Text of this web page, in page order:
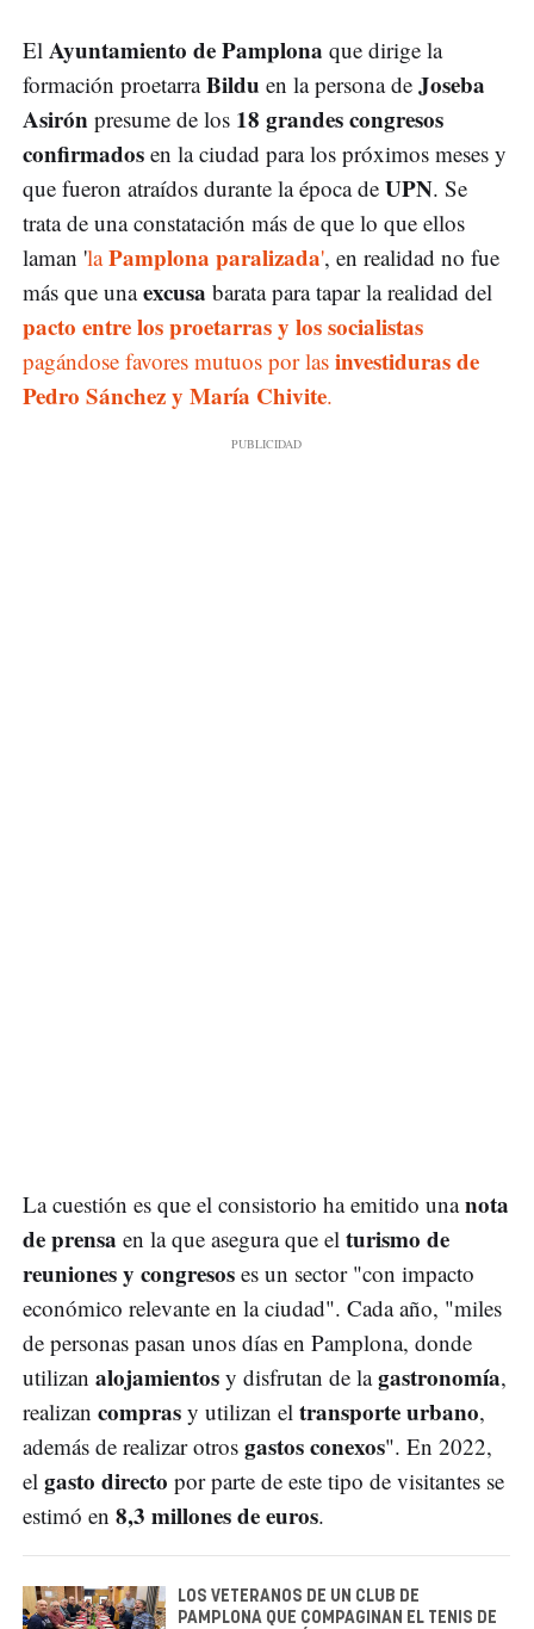
El Ayuntamiento de Pamplona que dirige la
formación proetarraBildu en la persona de Joseba
Asirón presume de los 18 grandes congresos
confirmados en la ciudad para los próximos meses y
que fueron atraídos durante la época de UPN. Se
trata de una constatación más de que lo que ellos
laman 'laPamplona paralizada', en realidad no fue
más que unaexcusa barata para tapar la realidad del
pacto entre los proetarras y los socialistas
pagándose favores mutuos por las investiduras de
Pedro Sánchez y María Chivite.
La cuestión es que el consistorio ha emitido unanota
de prensa en la que asegura que el turismo de
reuniones y congresos es un sector "con impacto
económico relevante en la ciudad". Cada año, "miles
de personas pasan unos días en Pamplona, donde
utilizan alojamientos y disfrutan de lagastronomía,
realizan compras y utilizan el transporte urbano,
además de realizar otros gastos conexos". En 2022,
el gasto directo por parte de este tipo de visitantes se
estimó en 8,3 millones de euros.
LOS VETERANOS DE UN CLUB DE
PAMPLONA QUE COMPAGINAN EL TENIS DE